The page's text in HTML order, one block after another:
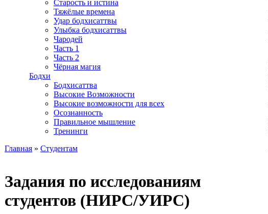
Старость и истина
Тяжёлые времена
Удар бодхисаттвы
Улыбка бодхисаттвы
Чародей
Часть 1
Часть 2
Чёрная магия
Бодхи
Бодхисаттва
Высокие Возможности
Высокие возможности для всех
Осознанность
Правильное мышление
Тренинги
Главная » Студентам
Задания по исследованиям
студентов (НИРС/УИРС)